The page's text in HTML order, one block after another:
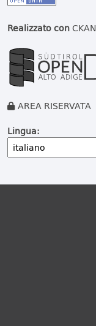
Realizzato conCKAN
AREA RISERVATA
Lingua